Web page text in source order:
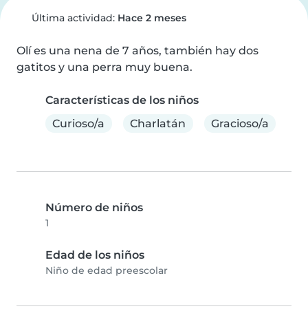
Última actividad: Hace 2 meses
Olí es una nena de 7 años, también hay dos
gatitos y una perra muy buena.
Características de los niños
Curioso/a
Charlatán Gracioso/a
Número de niños
1
Edad de los niños
Niño de edad preescolar